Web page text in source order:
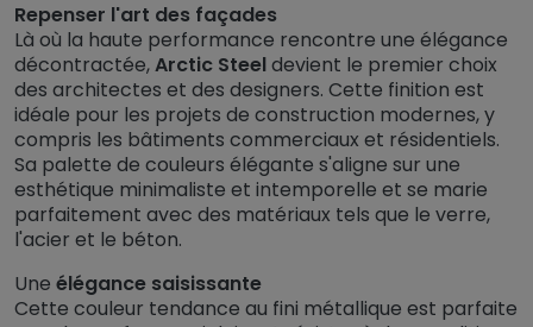
Repenser l'art des façades
Là où la haute performance rencontre une élégance
décontractée,Arctic Steeldevient le premier choix
des architectes et des designers. Cette finition est
idéale pour les projets de construction modernes, y
compris les bâtiments commerciaux et résidentiels.
Sa palette de couleurs élégante s'aligne sur une
esthétique minimaliste et intemporelle et se marie
parfaitement avec des matériaux tels que le verre,
l'acier et le béton.
Une élégance saisissante
Cette couleur tendance au fini métallique est parfaite